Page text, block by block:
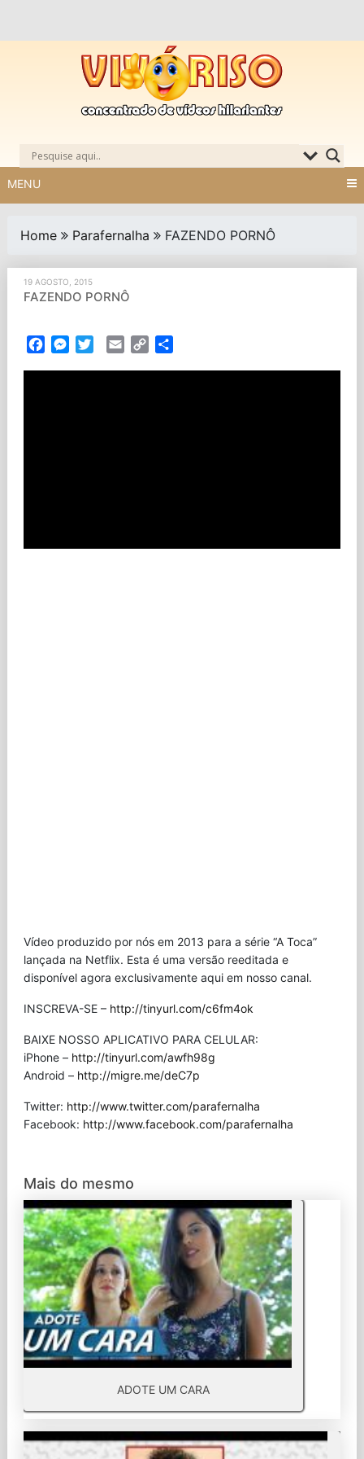
MENU
Home Parafernalha FAZENDO PORNÔ
19 AGOSTO, 2015
FAZENDO PORNÔ
FacebookMessenger
TwitterEmail Copy
Vídeo produzido por nós em 2013 para a série “A Toca”
lançada na Netflix. Esta é uma versão reeditada e
disponível agora exclusivamente aqui em nosso canal.
INSCREVA-SE – http://tinyurl.com/c6fm4ok
BAIXE NOSSO APLICATIVO PARA CELULAR:
iPhone – http://tinyurl.com/awfh98g
Android – http://migre.me/deC7p
Twitter: http://www.twitter.com/parafernalha
Facebook: http://www.facebook.com/parafernalha
Mais do mesmo
ADOTE UM CARA